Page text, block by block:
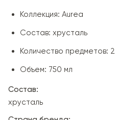
Коллекция: Aurea
Состав: хрусталь
Количество предметов: 2
Объем: 750 мл
Состав:
хрусталь